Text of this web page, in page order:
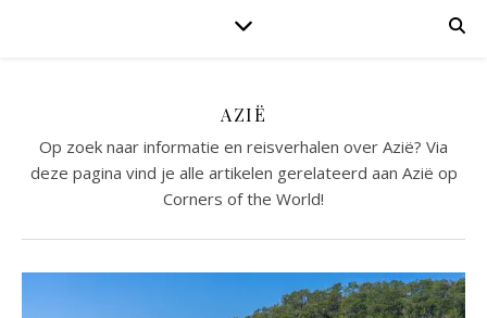
AZIË
Op zoek naar informatie en reisverhalen over Azië? Via
deze pagina vind je alle artikelen gerelateerd aan Azië op
Corners of the World!